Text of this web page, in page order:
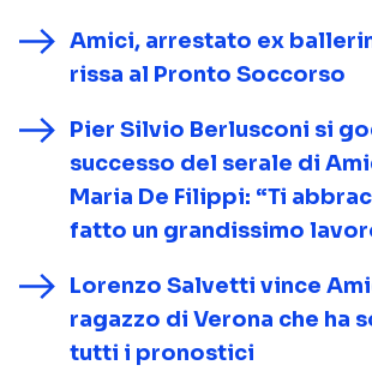
Amici, arrestato ex
rissa al Pronto Soccorso
Pier Silvio Berlusconi si
successo del serale di
Maria De Filippi: “Ti
fatto un grandissimo
Lorenzo Salvetti vince
ragazzo di Verona che ha
tutti i pronostici